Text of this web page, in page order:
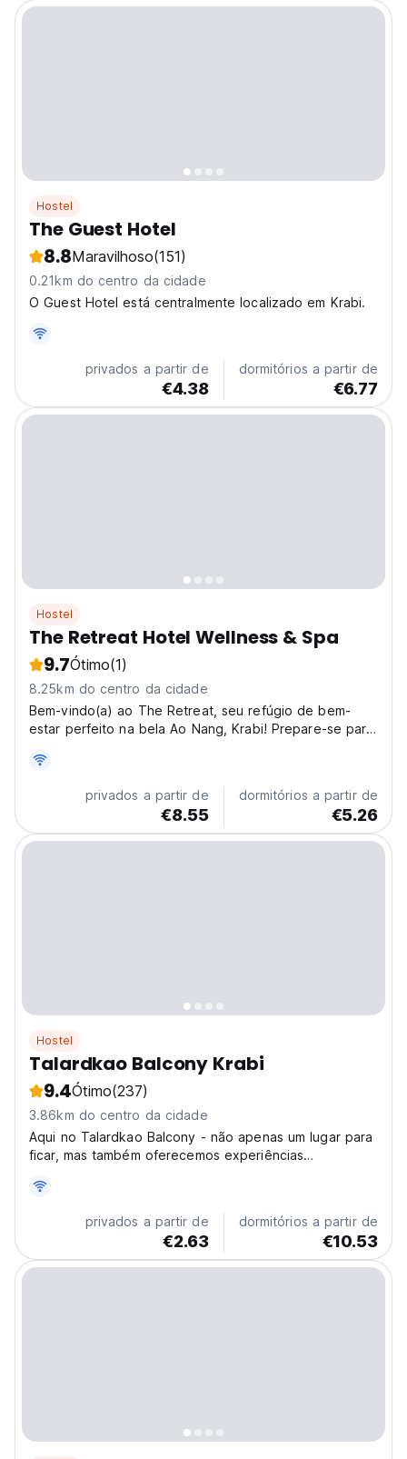
Hostel
The Guest Hotel
8.8Maravilhoso(151)
0.21km do centro da cidade
O Guest Hotel está centralmente localizado em Krabi.
privados a partir de
€4.38
dormitórios a partir de
€6.77
Hostel
The Retreat Hotel Wellness & Spa
9.7Ótimo(1)
8.25km do centro da cidade
Bem-vindo(a) ao The Retreat, seu refúgio de bem-
estar perfeito na bela Ao Nang, Krabi! Prepare-se para
treinamento de Muay Thai e passeios de aventura
inesquecíveis. É o local ideal para viajantes individuais
privados a partir de
€8.55
dormitórios a partir de
€5.26
Hostel
Talardkao Balcony Krabi
9.4Ótimo(237)
3.86km do centro da cidade
Aqui no Talardkao Balcony - não apenas um lugar para
ficar, mas também oferecemos experiências
privados a partir de
€2.63
dormitórios a partir de
€10.53